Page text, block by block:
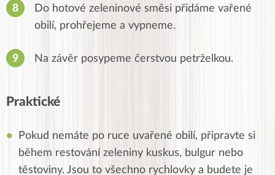
Do hotové zeleninové směsi přidáme vařené
obilí, prohřejeme a vypneme.
Na závěr posypeme čerstvou petrželkou.
Praktické
Pokud nemáte po ruce uvařené obilí, připravte si
během restování zeleniny kuskus, bulgur nebo
těstoviny. Jsou to všechno rychlovky a budete je